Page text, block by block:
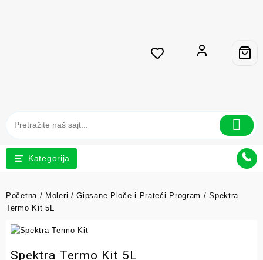
Kategorija
Početna / Moleri /Gipsane Ploče i Prateći Program / Spektra
Termo Kit 5L
Spektra Termo Kit 5L